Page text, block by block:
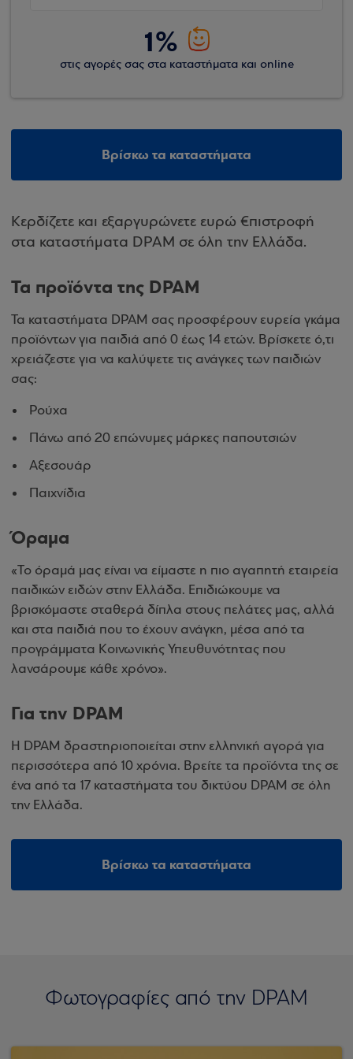
1%
στις αγορές σας στα καταστήματα και online
Βρίσκω τα καταστήματα
Κερδίζετε και εξαργυρώνετε ευρώ €πιστροφή
στα καταστήματα DPAM σε όλη την Ελλάδα.
Τα προϊόντα της DPAM
Τα καταστήματα DPAM σας προσφέρουν ευρεία γκάμα
προϊόντων για παιδιά από 0 έως 14 ετών. Βρίσκετε ό,τι
χρειάζεστε για να καλύψετε τις ανάγκες των παιδιών
σας:
Ρούχα
Πάνω από 20 επώνυμες μάρκες παπουτσιών
Αξεσουάρ
Παιχνίδια
Όραμα
«Το όραμά μας είναι να είμαστε η πιο αγαπητή εταιρεία
παιδικών ειδών στην Ελλάδα. Επιδιώκουμε να
βρισκόμαστε σταθερά δίπλα στους πελάτες μας, αλλά
και στα παιδιά που το έχουν ανάγκη, μέσα από τα
προγράμματα Κοινωνικής Υπευθυνότητας που
λανσάρουμε κάθε χρόνο».
Για την DPAM
Η DPAM δραστηριοποιείται στην ελληνική αγορά για
περισσότερα από 10 χρόνια. Βρείτε τα προϊόντα της σε
ένα από τα 17 καταστήματα του δικτύου DPAM σε όλη
την Ελλάδα.
Βρίσκω τα καταστήματα
Φωτογραφίες από την DPAM